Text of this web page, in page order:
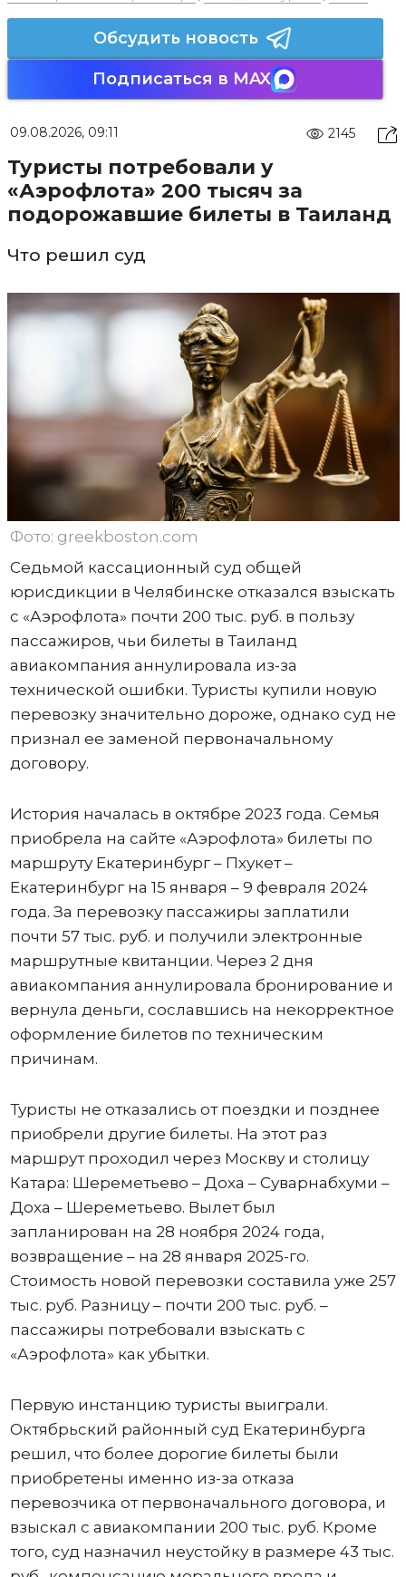
Обсудить новость
Подписаться в MAX
09.08.2026, 09:11 2145
Туристы потребовали у
«Аэрофлота» 200 тысяч за
подорожавшие билеты в Таиланд
Что решил суд
Фото: greekboston.com
Седьмой кассационный суд общей
юрисдикции в Челябинске отказался взыскать
с «Аэрофлота» почти 200 тыс. руб. в пользу
пассажиров, чьи билеты в Таиланд
авиакомпания аннулировала из-за
технической ошибки. Туристы купили новую
перевозку значительно дороже, однако суд не
признал ее заменой первоначальному
договору.
История началась в октябре 2023 года. Семья
приобрела на сайте «Аэрофлота» билеты по
маршруту Екатеринбург – Пхукет –
Екатеринбург на 15 января – 9 февраля 2024
года. За перевозку пассажиры заплатили
почти 57 тыс. руб. и получили электронные
маршрутные квитанции. Через 2 дня
авиакомпания аннулировала бронирование и
вернула деньги, сославшись на некорректное
оформление билетов по техническим
причинам.
Туристы не отказались от поездки и позднее
приобрели другие билеты. На этот раз
маршрут проходил через Москву и столицу
Катара: Шереметьево – Доха – Суварнабхуми –
Доха – Шереметьево. Вылет был
запланирован на 28 ноября 2024 года,
возвращение – на 28 января 2025-го.
Стоимость новой перевозки составила уже 257
тыс. руб. Разницу – почти 200 тыс. руб. –
пассажиры потребовали взыскать с
«Аэрофлота» как убытки.
Первую инстанцию туристы выиграли.
Октябрьский районный суд Екатеринбурга
решил, что более дорогие билеты были
приобретены именно из-за отказа
перевозчика от первоначального договора, и
взыскал с авиакомпании 200 тыс. руб. Кроме
того, суд назначил неустойку в размере 43 тыс.